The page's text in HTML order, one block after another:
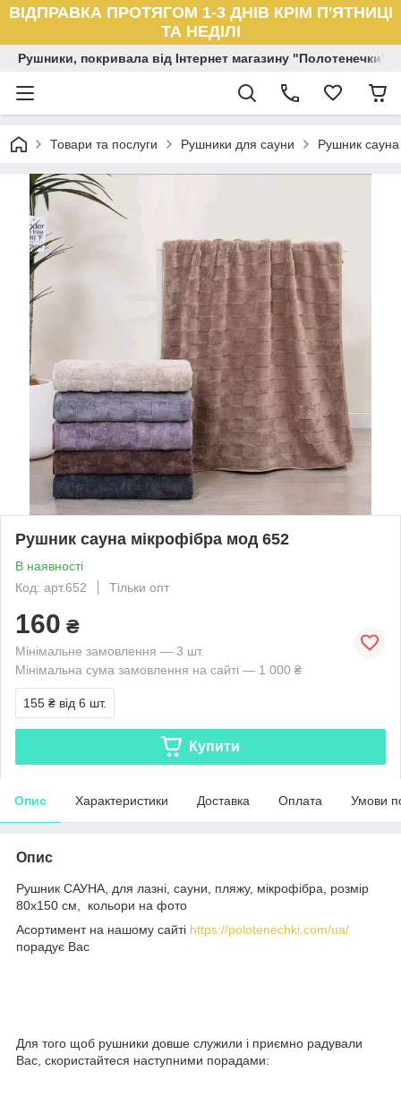
ВІДПРАВКА ПРОТЯГОМ 1-3 ДНІВ КРІМ П'ЯТНИЦІ
ТА НЕДІЛІ
Рушники, покривала від Інтернет магазину "Полотенечки"
Товари та послуги Рушники для сауни Рушник
Рушник сауна мікрофібра мод 652
В наявності
Код: арт.652
Тільки опт
160 ₴
Мінімальне замовлення — 3 шт.
Мінімальна сума замовлення на сайті — 1 000 ₴
155 ₴ від 6 шт.
Купити
Опис Характеристики Доставка Оплата Умови
Опис
Рушник САУНА, для лазні, сауни, пляжу, мікрофібра, розмір
80х150 см, кольори на фото
Асортимент на нашому сайті https://polotenechki.com/ua/
порадує Вас
Для того щоб рушники довше служили і приємно радували
Вас, скористайтеся наступними порадами: